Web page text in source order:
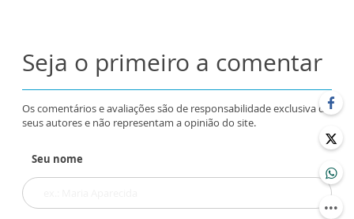
Seja o primeiro a comentar
Os comentários e avaliações são de responsabilidade exclusiva de
seus autores e não representam a opinião do site.
Seu nome